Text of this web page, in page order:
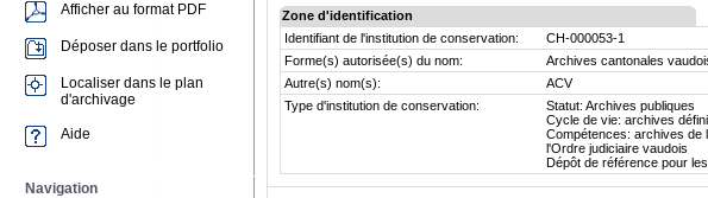
Zone d'identification
Identifiant de l'institution de conservation:
CH-000053-1
Forme(s) autorisée(s) du nom:
Archives cantonales
Autre(s) nom(s):
ACV
Type d'institution de conservation:
Statut: Archives publiques
Cycle de vie: archives
Compétences: archives de
l'Ordre judiciaire vaudois
Dépôt de référence pour
Afficher au format PDF
Déposer dans le portfolio
Localiser dans le plan
d'archivage
Aide
Navigation